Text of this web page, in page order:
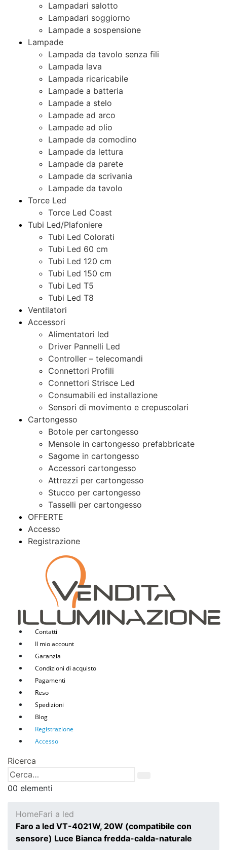
Lampadari salotto
Lampadari soggiorno
Lampade a sospensione
Lampade
Lampada da tavolo senza fili
Lampada lava
Lampada ricaricabile
Lampade a batteria
Lampade a stelo
Lampade ad arco
Lampade ad olio
Lampade da comodino
Lampade da lettura
Lampade da parete
Lampade da scrivania
Lampade da tavolo
Torce Led
Torce Led Coast
Tubi Led/Plafoniere
Tubi Led Colorati
Tubi Led 60 cm
Tubi Led 120 cm
Tubi Led 150 cm
Tubi Led T5
Tubi Led T8
Ventilatori
Accessori
Alimentatori led
Driver Pannelli Led
Controller – telecomandi
Connettori Profili
Connettori Strisce Led
Consumabili ed installazione
Sensori di movimento e crepuscolari
Cartongesso
Botole per cartongesso
Mensole in cartongesso prefabbricate
Sagome in cartongesso
Accessori cartongesso
Attrezzi per cartongesso
Stucco per cartongesso
Tasselli per cartongesso
OFFERTE
Accesso
Registrazione
Contatti
Il mio account
Garanzia
Condizioni di acquisto
Pagamenti
Reso
Spedizioni
Blog
Registrazione
Accesso
Ricerca
00 elementi
HomeFari a led
Faro a led VT-4021W, 20W (compatibile con
sensore) Luce Bianca fredda-calda-naturale